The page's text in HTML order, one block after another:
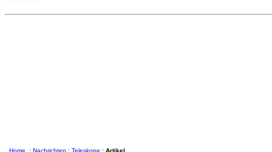
Home : Nachrichten : Teleskope : Artikel